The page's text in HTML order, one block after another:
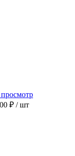
₽ / шт